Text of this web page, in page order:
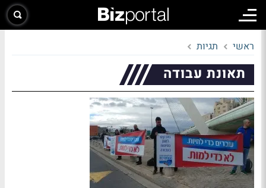
ראשי תגיות
תאונת עבודה